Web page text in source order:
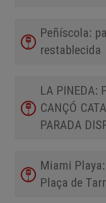
Peñíscola:
restablecida
LA PINEDA:
CANÇÓ
PARADA
Miami
Plaça de